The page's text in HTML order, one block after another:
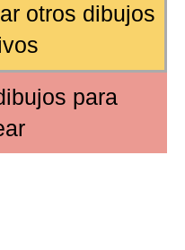
otros dibujos
para